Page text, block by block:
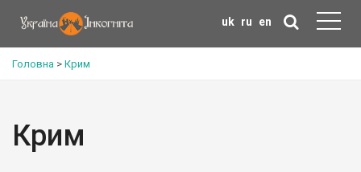
uk ru en
Головна > Крим
Крим